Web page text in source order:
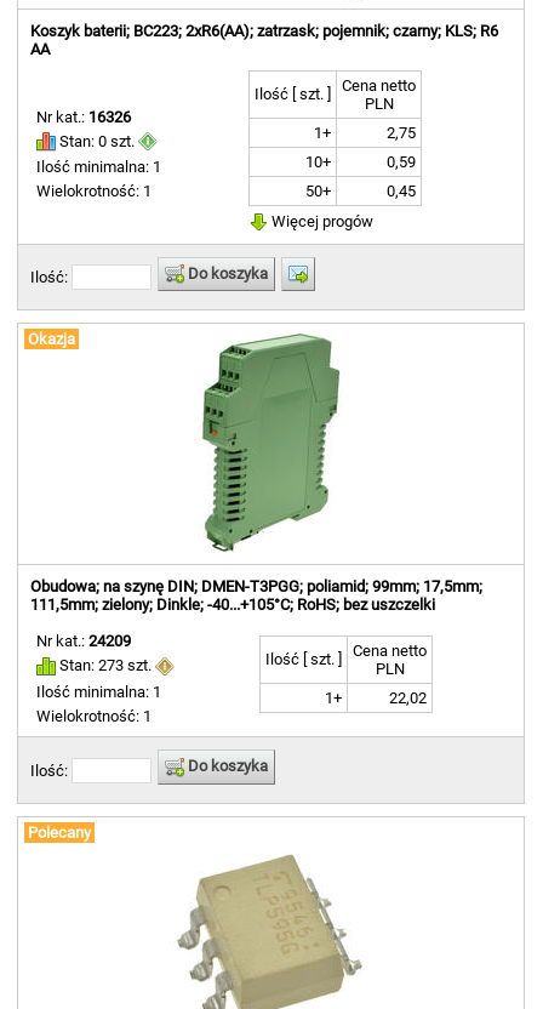
Koszyk baterii; BC223; 2xR6(AA); zatrzask; pojemnik; czarny; KLS; R6
AA
Nr kat.: 16326
Stan: 0 szt.
Ilość minimalna: 1
Wielokrotność: 1
Ilość [ szt. ]
Cena netto
PLN
1+
2,75
10+
0,59
50+
0,45
Więcej progów
Ilość: Do koszyka
Okazja
Obudowa; na szynę DIN; DMEN-T3PGG; poliamid; 99mm; 17,5mm;
111,5mm; zielony; Dinkle; -40...+105°C; RoHS; bez uszczelki
Nr kat.:24209
Stan: 273 szt.
Ilość minimalna: 1
Wielokrotność: 1
Ilość [ szt. ]
Cena netto
PLN
1+
22,02
Ilość: Do koszyka
Polecany